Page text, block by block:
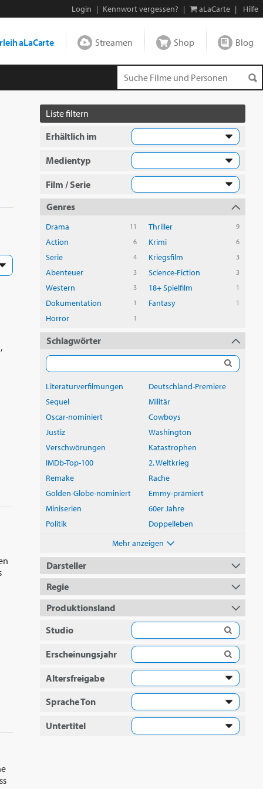
Login | Kennwort vergessen? | aLaCarte | Hilfe
aLaCarte Streamen Shop Blog
Liste filtern
Erhältlich im
Medientyp
Film / Serie
Genres
Drama 11 Thriller 9
Action 6 Krimi 6
Serie 4 Kriegsfilm 3
Abenteuer 3 Science-Fiction 3
Western 3 18+ Spielfilm 1
Dokumentation 1 Fantasy 1
Horror 1
Schlagwörter
Literaturverfilmungen
Deutschland-Premiere
Sequel
Militär
Oscar-nominiert
Cowboys
Justiz
Washington
Verschwörungen
Katastrophen
IMDb-Top-100
2. Weltkrieg
Remake
Rache
Golden-Globe-nominiert
Emmy-prämiert
Miniserien
60er Jahre
Politik
Doppelleben
Mehr anzeigen
Darsteller
Regie
Produktionsland
Studio
Erscheinungsjahr
Altersfreigabe
Sprache Ton
Untertitel